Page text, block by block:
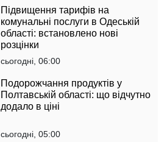
Підвищення тарифів на
комунальні послуги в Одеській
області: встановлено нові
розцінки
сьогодні, 06:00
Подорожчання продуктів у
Полтавській області: що відчутно
додало в ціні
сьогодні, 05:00